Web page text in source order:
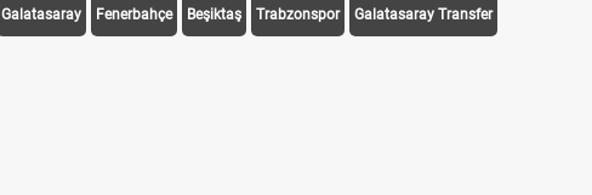
Galatasaray Fenerbahçe Beşiktaş Trabzonspor Galatasaray Transfer